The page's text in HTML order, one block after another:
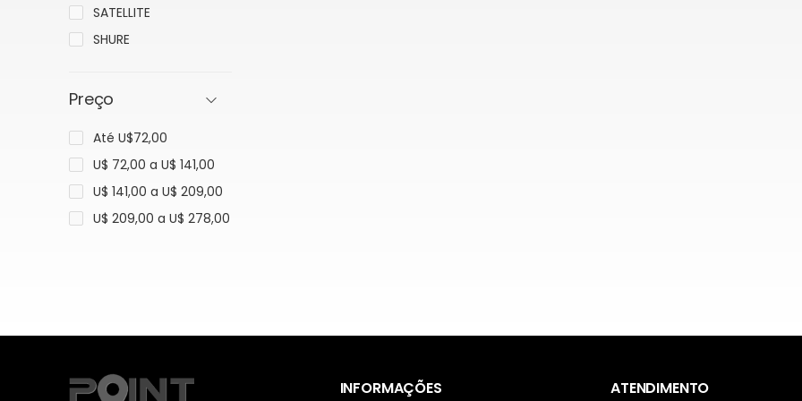
SATELLITE
SHURE
Preço
Até U$72,00
U$ 72,00 a U$ 141,00
U$ 141,00 a U$ 209,00
U$ 209,00 a U$ 278,00
INFORMAÇÕES ATENDIMENTO